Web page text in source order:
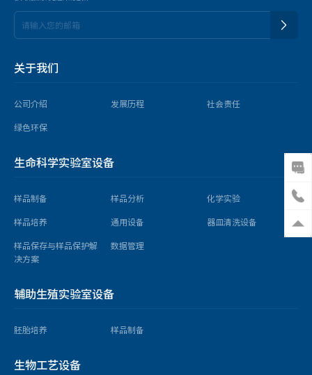
关于我们
公司介绍 发展历程
社会责任
绿色环保
生命科学实验室设备
样品制备 样品分析
化学实验
样品培养
通用设备
器皿清洗设备
样品保存与样品保护解
决方案
数据管理
辅助生殖实验室设备
胚胎培养 样品制备
生物工艺设备